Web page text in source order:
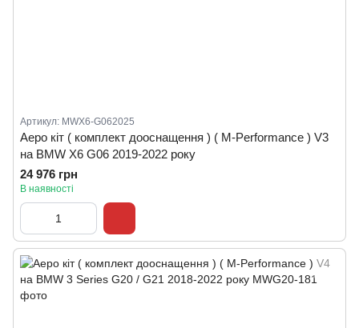
Артикул: MWX6-G062025
Аеро кіт ( комплект дооснащення ) ( M-Performance ) V3
на BMW X6 G06 2019-2022 року
24 976 грн
В наявності